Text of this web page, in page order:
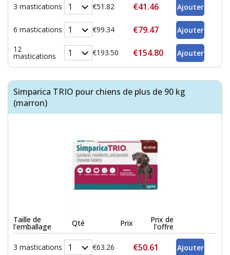
3 mastications €51.82 €41.46
6 mastications €99.34 €79.47
12
mastications €193.50 €154.80
Simparica TRIO pour chiens de plus de 90 kg
(marron)
Taille de
l'emballage Qté Prix Prix de
l'offre
3 mastications €63.26 €50.61